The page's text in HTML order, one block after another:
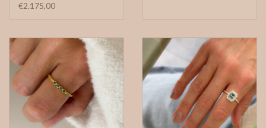
€2.175,00